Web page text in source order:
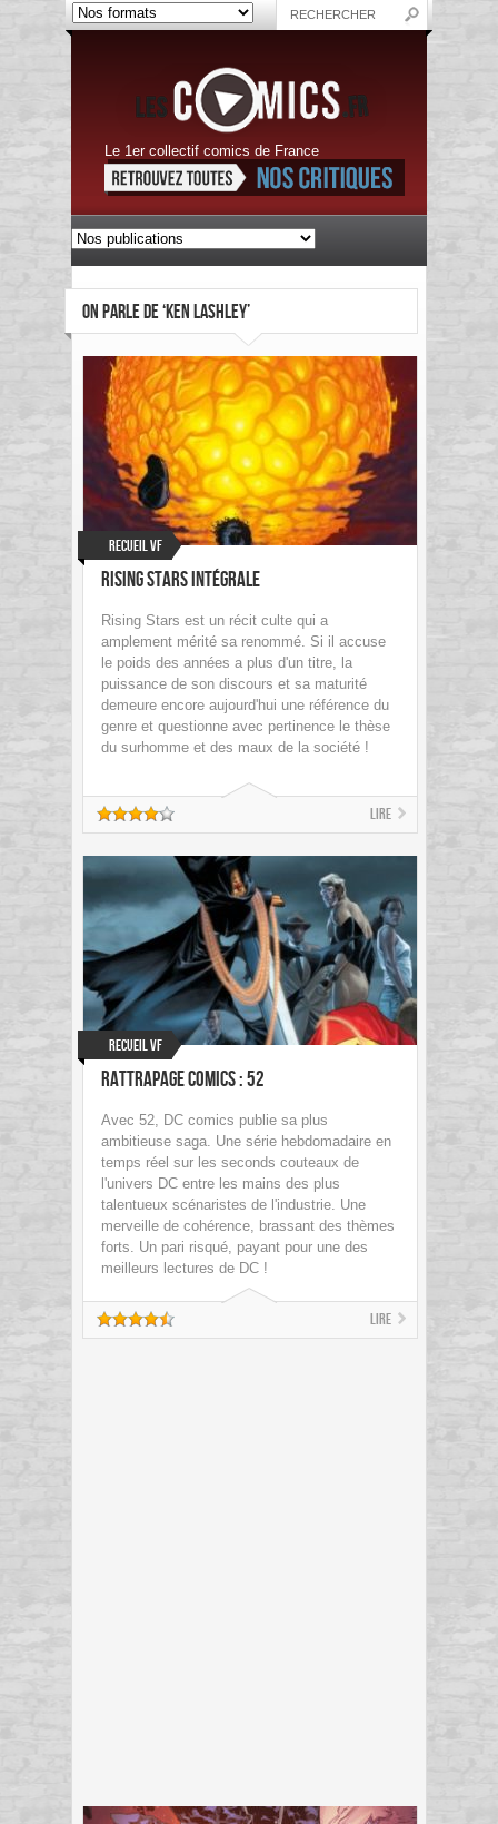
Le 1er collectif comics de France
ON PARLE DE ‘KEN LASHLEY’
Recueil VF
Rising Stars Intégrale
Rising Stars est un récit culte qui a
amplement mérité sa renommé. Si il accuse
le poids des années a plus d'un titre, la
puissance de son discours et sa maturité
demeure encore aujourd'hui une référence du
genre et questionne avec pertinence le thèse
du surhomme et des maux de la société !
Lire
Recueil VF
Rattrapage Comics : 52
Avec 52, DC comics publie sa plus
ambitieuse saga. Une série hebdomadaire en
temps réel sur les seconds couteaux de
l'univers DC entre les mains des plus
talentueux scénaristes de l'industrie. Une
merveille de cohérence, brassant des thèmes
forts. Un pari risqué, payant pour une des
meilleurs lectures de DC !
Lire